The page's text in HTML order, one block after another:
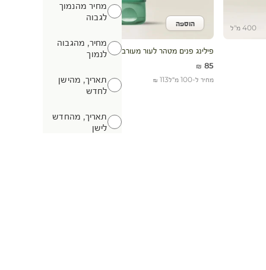
מחיר מהנמוך
לגבוה
מחיר, מהגבוה
לנמוך
תאריך, מהישן
לחדש
תאריך, מהחדש
לישן
400 מ"ל הוסף לעגלההוספה
פילינג פנים מטהר לעור מעורב עד שומני
מחיר מבצע
85 ₪
מחיר ל-100 מ״ל 113 ₪